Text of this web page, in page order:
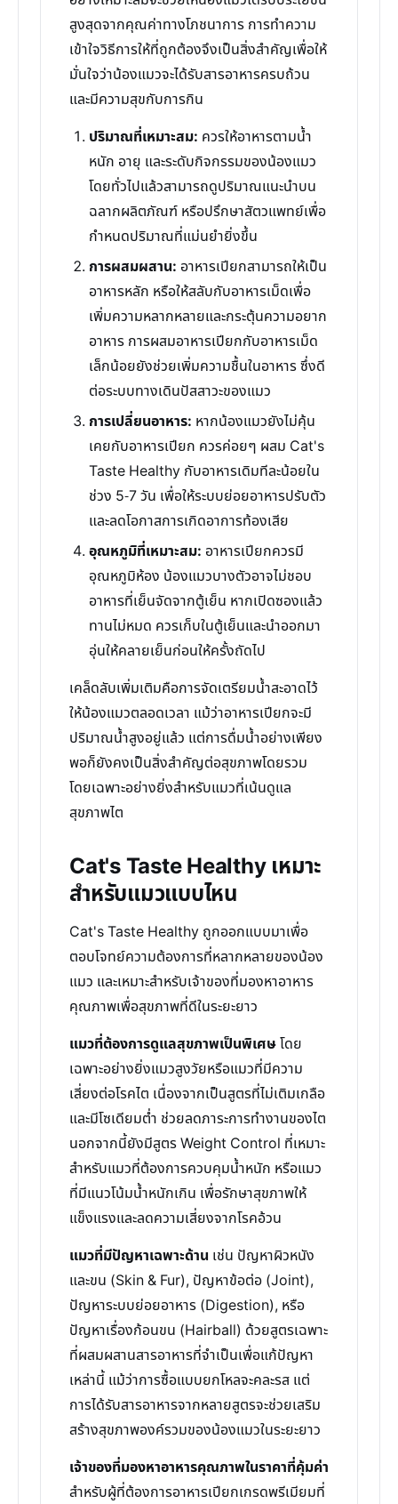
สูงสุดจากคุณค่าทางโภชนาการ การทำความ
เข้าใจวิธีการให้ที่ถูกต้องจึงเป็นสิ่งสำคัญเพื่อให้
มั่นใจว่าน้องแมวจะได้รับสารอาหารครบถ้วน
และมีความสุขกับการกิน
ปริมาณที่เหมาะสม: ควรให้อาหารตามน้ำ
หนัก อายุ และระดับกิจกรรมของน้องแมว
โดยทั่วไปแล้วสามารถดูปริมาณแนะนำบน
ฉลากผลิตภัณฑ์ หรือปรึกษาสัตวแพทย์เพื่อ
กำหนดปริมาณที่แม่นยำยิ่งขึ้น
การผสมผสาน: อาหารเปียกสามารถให้เป็น
อาหารหลัก หรือให้สลับกับอาหารเม็ดเพื่อ
เพิ่มความหลากหลายและกระตุ้นความอยาก
อาหาร การผสมอาหารเปียกกับอาหารเม็ด
เล็กน้อยยังช่วยเพิ่มความชื้นในอาหาร ซึ่งดี
ต่อระบบทางเดินปัสสาวะของแมว
การเปลี่ยนอาหาร: หากน้องแมวยังไม่คุ้น
เคยกับอาหารเปียก ควรค่อยๆ ผสม Cat's
Taste Healthy กับอาหารเดิมทีละน้อยใน
ช่วง 5-7 วัน เพื่อให้ระบบย่อยอาหารปรับตัว
และลดโอกาสการเกิดอาการท้องเสีย
อุณหภูมิที่เหมาะสม: อาหารเปียกควรมี
อุณหภูมิห้อง น้องแมวบางตัวอาจไม่ชอบ
อาหารที่เย็นจัดจากตู้เย็น หากเปิดซองแล้ว
ทานไม่หมด ควรเก็บในตู้เย็นและนำออกมา
อุ่นให้คลายเย็นก่อนให้ครั้งถัดไป
เคล็ดลับเพิ่มเติมคือการจัดเตรียมน้ำสะอาดไว้
ให้น้องแมวตลอดเวลา แม้ว่าอาหารเปียกจะมี
ปริมาณน้ำสูงอยู่แล้ว แต่การดื่มน้ำอย่างเพียง
พอก็ยังคงเป็นสิ่งสำคัญต่อสุขภาพโดยรวม
โดยเฉพาะอย่างยิ่งสำหรับแมวที่เน้นดูแล
สุขภาพไต
Cat's Taste Healthy เหมาะ
สำหรับแมวแบบไหน
Cat's Taste Healthy ถูกออกแบบมาเพื่อ
ตอบโจทย์ความต้องการที่หลากหลายของน้อง
แมว และเหมาะสำหรับเจ้าของที่มองหาอาหาร
คุณภาพเพื่อสุขภาพที่ดีในระยะยาว
แมวที่ต้องการดูแลสุขภาพเป็นพิเศษโดย
เฉพาะอย่างยิ่งแมวสูงวัยหรือแมวที่มีความ
เสี่ยงต่อโรคไต เนื่องจากเป็นสูตรที่ไม่เติมเกลือ
และมีโซเดียมต่ำ ช่วยลดภาระการทำงานของไต
นอกจากนี้ยังมีสูตร Weight Control ที่เหมาะ
สำหรับแมวที่ต้องการควบคุมน้ำหนัก หรือแมว
ที่มีแนวโน้มน้ำหนักเกิน เพื่อรักษาสุขภาพให้
แข็งแรงและลดความเสี่ยงจากโรคอ้วน
แมวที่มีปัญหาเฉพาะด้าน เช่น ปัญหาผิวหนัง
และขน (Skin & Fur), ปัญหาข้อต่อ (Joint),
ปัญหาระบบย่อยอาหาร (Digestion), หรือ
ปัญหาเรื่องก้อนขน (Hairball) ด้วยสูตรเฉพาะ
ที่ผสมผสานสารอาหารที่จำเป็นเพื่อแก้ปัญหา
เหล่านี้ แม้ว่าการซื้อแบบยกโหลจะคละรส แต่
การได้รับสารอาหารจากหลายสูตรจะช่วยเสริม
สร้างสุขภาพองค์รวมของน้องแมวในระยะยาว
เจ้าของที่มองหาอาหารคุณภาพในราคาที่คุ้มค่า
สำหรับผู้ที่ต้องการอาหารเปียกเกรดพรีเมียมที่